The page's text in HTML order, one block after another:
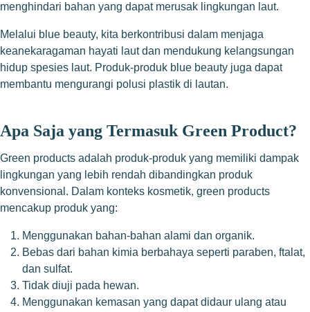
menghindari bahan yang dapat merusak lingkungan laut.
Melalui blue beauty, kita berkontribusi dalam menjaga
keanekaragaman hayati laut dan mendukung kelangsungan
hidup spesies laut. Produk-produk blue beauty juga dapat
membantu mengurangi polusi plastik di lautan.
Apa Saja yang Termasuk Green Product?
Green products adalah produk-produk yang memiliki dampak
lingkungan yang lebih rendah dibandingkan produk
konvensional. Dalam konteks kosmetik, green products
mencakup produk yang:
Menggunakan bahan-bahan alami dan organik.
Bebas dari bahan kimia berbahaya seperti paraben, ftalat,
dan sulfat.
Tidak diuji pada hewan.
Menggunakan kemasan yang dapat didaur ulang atau